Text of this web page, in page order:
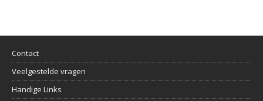
Contact
Veelgestelde vragen
Handige Links